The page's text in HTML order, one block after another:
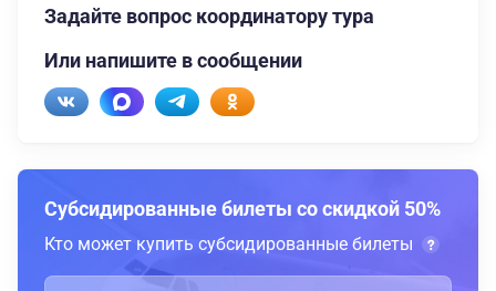
Задайте вопрос координатору тура
Или напишите в сообщении
Субсидированные билеты со скидкой 50%
Кто может купить субсидированные билеты